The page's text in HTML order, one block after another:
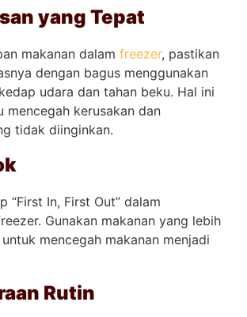
yang Tepat
makanan dalam freezer, pastikan
dengan bagus menggunakan
udara dan tahan beku. Hal ini
mencegah kerusakan dan
tidak diinginkan.
“First In, First Out” dalam
Gunakan makanan yang lebih
mencegah makanan menjadi
Rutin